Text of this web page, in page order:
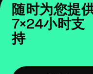
随时为您提
7×24小时支
持